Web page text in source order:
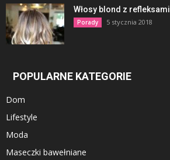
Włosy blond z refleksami
Porady 5 stycznia 2018
POPULARNE KATEGORIE
Dom
Lifestyle
Moda
Maseczki bawełniane